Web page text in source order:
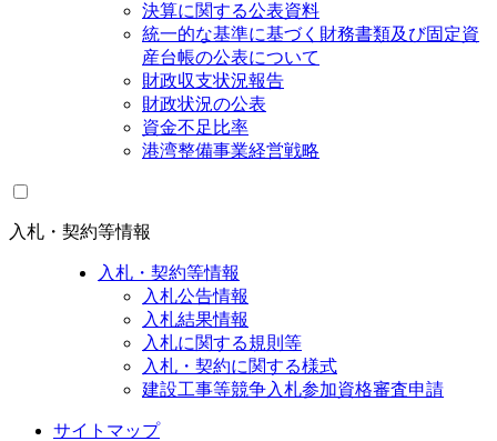
決算に関する公表資料
統一的な基準に基づく財務書類及び固定資
産台帳の公表について
財政収支状況報告
財政状況の公表
資金不足比率
港湾整備事業経営戦略
入札・契約等情報
入札・契約等情報
入札公告情報
入札結果情報
入札に関する規則等
入札・契約に関する様式
建設工事等競争入札参加資格審査申請
サイトマップ